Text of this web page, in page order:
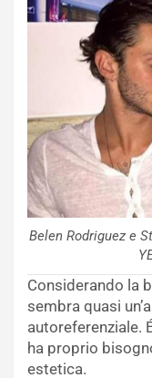
Belen Rodriguez e
Considerando la
sembra quasi
autoreferenziale.
ha proprio
estetica.